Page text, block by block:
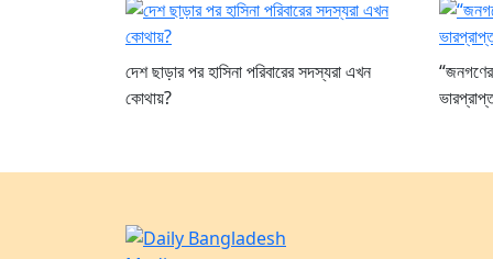
দেশ ছাড়ার পর হাসিনা পরিবারের সদস্যরা এখন
কোথায়?